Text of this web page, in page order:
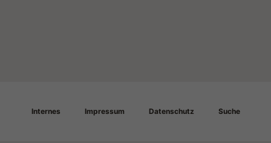
Internes Impressum Datenschutz Suche